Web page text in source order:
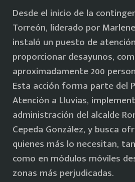
Desde el inicio de la
Torreón, liderado por
instaló un puesto de
proporcionar desayunos,
aproximadamente 200
Esta acción forma parte del
Atención a Lluvias,
administración del alcalde
Cepeda González, y busca
quienes más lo necesitan,
como en módulos móviles
zonas más perjudicadas.